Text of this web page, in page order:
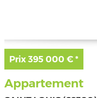
Prix395 000 €*
Appartement